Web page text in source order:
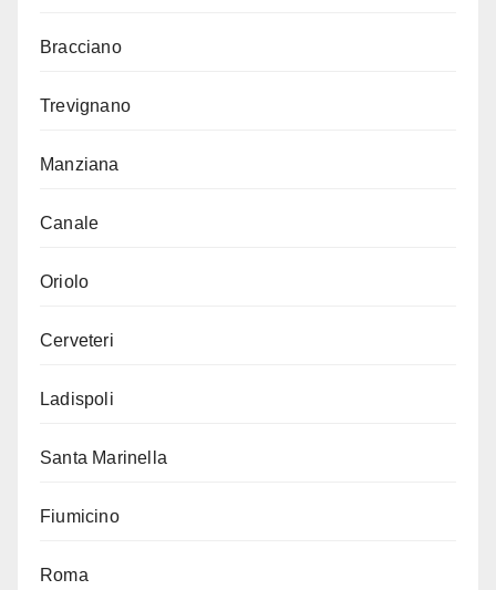
Bracciano
Trevignano
Manziana
Canale
Oriolo
Cerveteri
Ladispoli
Santa Marinella
Fiumicino
Roma